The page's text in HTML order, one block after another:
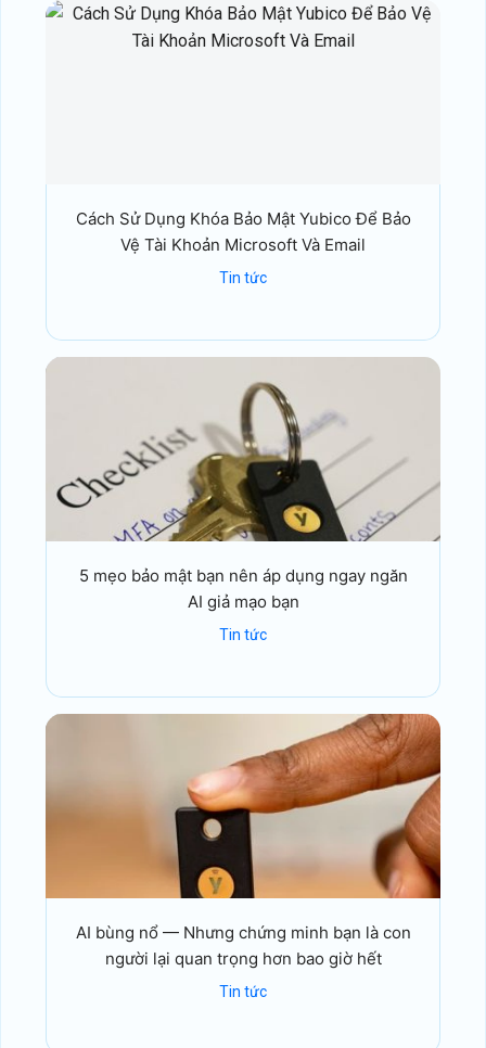
Cách Sử Dụng Khóa Bảo Mật Yubico Để Bảo
Vệ Tài Khoản Microsoft Và Email
Tin tức
5 mẹo bảo mật bạn nên áp dụng ngay ngăn
AI giả mạo bạn
Tin tức
AI bùng nổ — Nhưng chứng minh bạn là con
người lại quan trọng hơn bao giờ hết
Tin tức